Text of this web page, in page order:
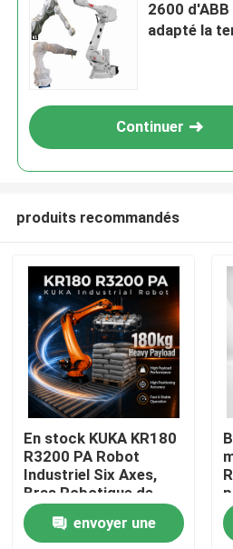
À la maison
Produits
Vidéos
2600 d'ABB
adapté la
Continuer
produits recommandés
En stock KUKA KR180
R3200 PA Robot
Industriel Six Axes,
Bras Robotique de
Palettisation et
Manutention avec une
envoyer une